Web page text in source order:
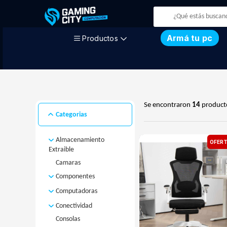
Productos Armá tu pc
Categorias
Almacenamiento
Extraible
Disco Externo
MicroSD
Pendrive
Camaras
Componentes
Discos
Fuentes
Gabinetes
Computadoras
Computadoras
Conectividad
Access Point
Consolas
Se encontraron 14